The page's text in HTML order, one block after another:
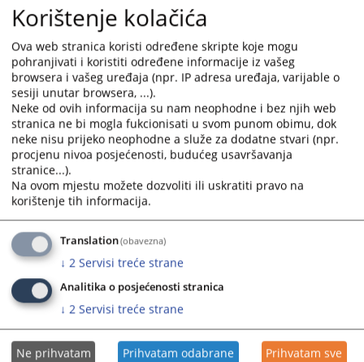
a
Press
the
question
mark
key
to
get
the
keyboard
for
changing
a
Press
the
question
mark
key
to
get
the
changing
dates.
24.09.2025.
Pravosnažna oslobađajuća presuda Općinskog suda u
Gračanici zbog krivičnog djela Nasilje u porodici
24.09.2025.
Pravosnažna osuđujuća presuda Općinskog suda u
Gračanici zbog krivičnog djela Laka tjelesna ozljeda
16.12.2024.
Pravosnažna osuđujuća presuda Općinskog suda u
Gračanici zbog krivičnog djela Nasilje u porodici
Korištenje kolačića
Ova web stranica koristi određene skripte koje mogu
pohranjivati i koristiti određene informacije iz vašeg
browsera i vašeg uređaja (npr. IP adresa uređaja, varijable o
sesiji unutar browsera, ...).
Neke od ovih informacija su nam neophodne i bez njih web
stranica ne bi mogla fukcionisati u svom punom obimu, dok
neke nisu prijeko neophodne a služe za dodatne stvari (npr.
procjenu nivoa posjećenosti, budućeg usavršavanja
stranice...).
Na ovom mjestu možete dozvoliti ili uskratiti pravo na
korištenje tih informacija.
Translation(obavezna)
↓ 2 Servisi treće strane
Analitika o posjećenosti stranica
↓ 2 Servisi treće strane
Ne prihvatam Prihvatam odabrane Prihvatam sve